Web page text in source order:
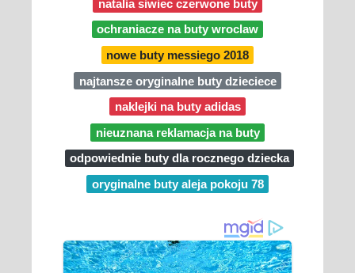
natalia siwiec czerwone buty
ochraniacze na buty wroclaw
nowe buty messiego 2018
najtansze oryginalne buty dzieciece
naklejki na buty adidas
nieuznana reklamacja na buty
odpowiednie buty dla rocznego dziecka
oryginalne buty aleja pokoju 78